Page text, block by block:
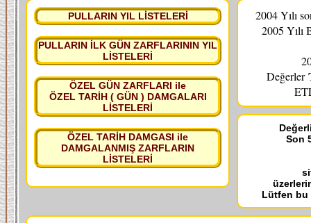
PULLARIN YIL LİSTELERİ
PULLARIN İLK GÜN ZARFLARININ YIL
LİSTELERİ
ÖZEL GÜN ZARFLARI ile
ÖZEL TARİH ( GÜN ) DAMGALARI
LİSTELERİ
ÖZEL TARİH DAMGASI ile
DAMGALANMIŞ ZARFLARIN
LİSTELERİ
2004 Yılı
2005 Yılı
Değerler
Son
Lütfen bu